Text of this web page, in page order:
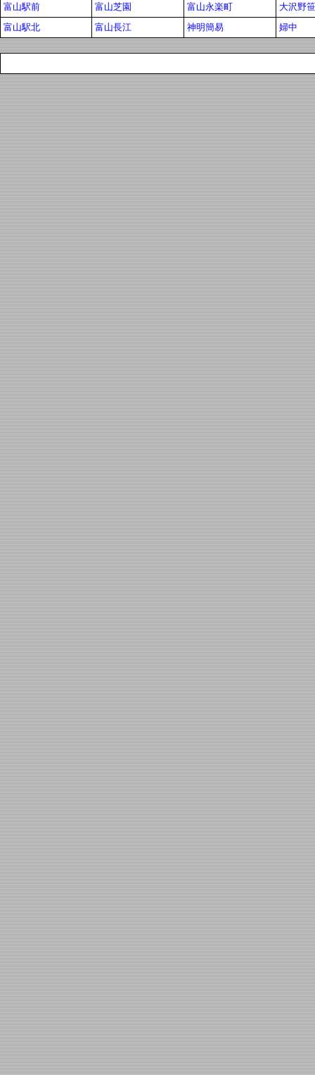
富山駅前
富山芝園 富山永楽町
大沢野
富山駅北
富山長江 神明簡易 婦中